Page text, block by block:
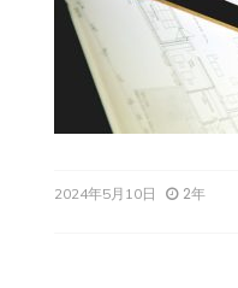
2024年5月10日 2年